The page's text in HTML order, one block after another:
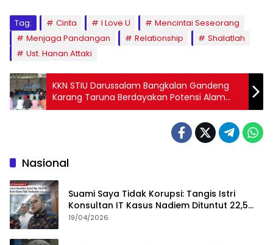
Tag: Cinta I Love U
Mencintai Seseorang
Menjaga Pandangan
Relationship
Shalatlah
Ust. Hanan Attaki
KKN STIU Darussalam Bangkalan Gandeng
Karang Taruna Berdayakan Potensi Alam
Desa Dabung
Nasional
Suami Saya Tidak Korupsi: Tangis Istri
Konsultan IT Kasus Nadiem Dituntut 22,5
Tahun
19/04/2026